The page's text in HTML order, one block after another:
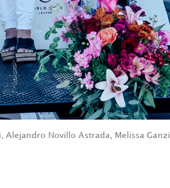
Alejandro Novillo Astrada, Melissa Ganzi,